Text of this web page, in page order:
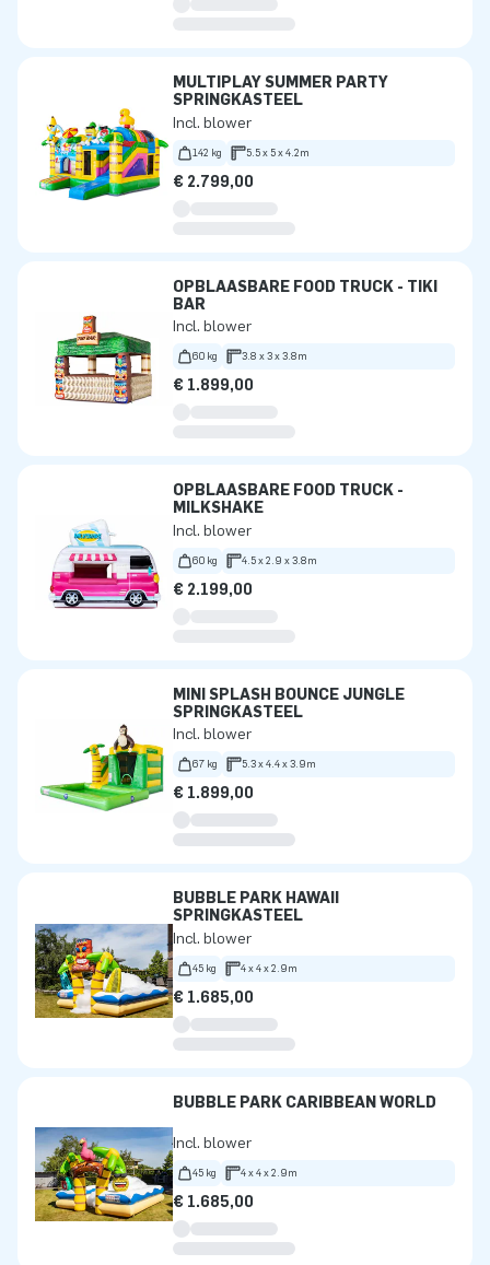
MULTIPLAY SUMMER PARTY
SPRINGKASTEEL
Incl. blower
142 kg 5.5 x 5 x 4.2m
€ 2.799,00
OPBLAASBARE FOOD TRUCK - TIKI
BAR
Incl. blower
60 kg 3.8 x 3 x 3.8m
€ 1.899,00
OPBLAASBARE FOOD TRUCK -
MILKSHAKE
Incl. blower
60 kg 4.5 x 2.9 x 3.8m
€ 2.199,00
MINI SPLASH BOUNCE JUNGLE
SPRINGKASTEEL
Incl. blower
67 kg 5.3 x 4.4 x 3.9m
€ 1.899,00
BUBBLE PARK HAWAII
SPRINGKASTEEL
Incl. blower
45 kg 4 x 4 x 2.9m
€ 1.685,00
BUBBLE PARK CARIBBEAN WORLD
Incl. blower
45 kg 4 x 4 x 2.9m
€ 1.685,00